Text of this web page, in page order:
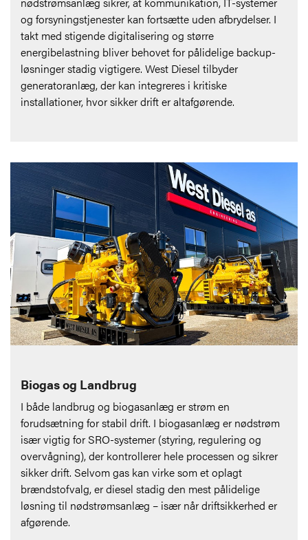
og forsyningstjenester kan fortsætte uden afbrydelser. I
takt med stigende digitalisering og større
energibelastning bliver behovet for pålidelige backup-
løsninger stadig vigtigere. West Diesel tilbyder
generatoranlæg, der kan integreres i kritiske
installationer, hvor sikker drift er altafgørende.
Biogas og Landbrug
I både landbrug og biogasanlæg er strøm en
forudsætning for stabil drift. I biogasanlæg er nødstrøm
især vigtig for SRO-systemer (styring, regulering og
overvågning), der kontrollerer hele processen og sikrer
sikker drift. Selvom gas kan virke som et oplagt
brændstofvalg, er diesel stadig den mest pålidelige
løsning til nødstrømsanlæg – især når driftsikkerhed er
afgørende.